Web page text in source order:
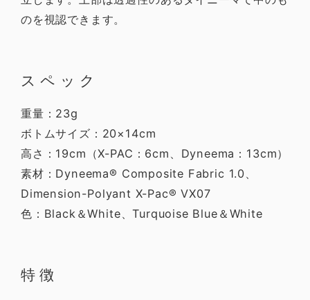
のを視認できます。
スペック
重量：23g
ボトムサイズ：20×14cm
高さ：19cm（X-PAC：6cm、Dyneema：13cm）
素材：Dyneema® Composite Fabric 1.0、
Dimension-Polyant X-Pac® VX07
色：Black＆White、Turquoise Blue＆White
特徴